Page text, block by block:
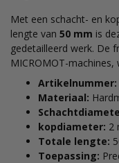
Met een schacht- en
lengte van 50 mm is
gedetailleerd werk. De
MICROMOT-
Artikelnummer:
Materiaal:
kopdiameter: 2
Totale lengte:
Toepassing: